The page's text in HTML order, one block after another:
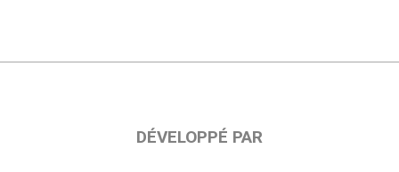
DÉVELOPPÉ PAR